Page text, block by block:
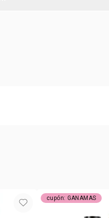
cupón: GANAMAS